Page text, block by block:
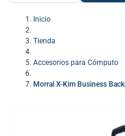
Inicio
Tienda
Accesorios para Cómputo
Morral X-Kim Business